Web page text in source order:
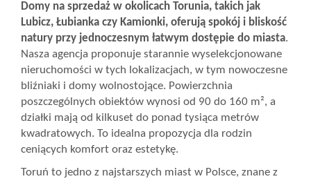
Domy na sprzedaż w okolicach Torunia, takich jak
Lubicz, Łubianka czy Kamionki, oferują spokój i bliskość
natury przy jednoczesnym łatwym dostępie do miasta.
Nasza agencja proponuje starannie wyselekcjonowane
nieruchomości w tych lokalizacjach, w tym nowoczesne
bliźniaki i domy wolnostojące. Powierzchnia
poszczególnych obiektów wynosi od 90 do 160 m², a
działki mają od kilkuset do ponad tysiąca metrów
kwadratowych. To idealna propozycja dla rodzin
ceniących komfort oraz estetykę.
Toruń to jedno z najstarszych miast w Polsce, znane z